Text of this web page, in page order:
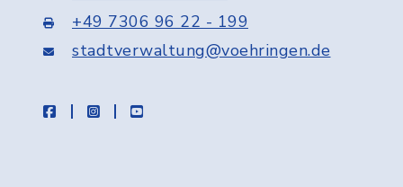
+49 7306 96 22 - 199
stadtverwaltung@voehringen.de
facebookinstagramyoutube